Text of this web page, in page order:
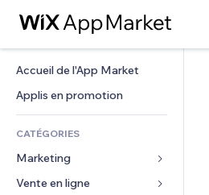
Accueil de l'App Market
Applis en promotion
CATÉGORIES
Marketing
Publicités
Vente en ligne